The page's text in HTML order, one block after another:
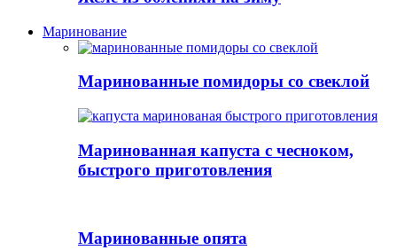
Маринование
Маринованные помидоры со свеклой
Маринованная капуста с чесноком,
быстрого приготовления
Маринованные опята